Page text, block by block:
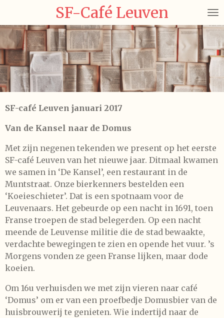
naar
de
hoofdinhoud
SF-Café Leuven
SF-café Leuven januari 2017
Van de Kansel naar de Domus
Met zijn negenen tekenden we present op het eerste
SF-café Leuven van het nieuwe jaar. Ditmaal kwamen
we samen in ‘De Kansel’, een restaurant in de
Muntstraat. Onze bierkenners bestelden een
‘Koeieschieter’. Dat is een spotnaam voor de
Leuvenaars. Het gebeurde op een nacht in 1691, toen
Franse troepen de stad belegerden. Op een nacht
meende de Leuvense militie die de stad bewaakte,
verdachte bewegingen te zien en opende het vuur. ’s
Morgens vonden ze geen Franse lijken, maar dode
koeien.
Om 16u verhuisden we met zijn vieren naar café
‘Domus’ om er van een proefbedje Domusbier van de
huisbrouwerij te genieten. Wie indertijd naar de